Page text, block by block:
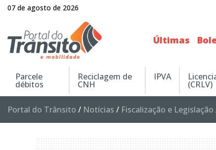
07 de agosto de 2026
Últimas
Parcele
débitos
Reciclagem de
CNH
IPVA
(CRLV)
Portal do Trânsito / Notícias / Fiscalização e Legislação